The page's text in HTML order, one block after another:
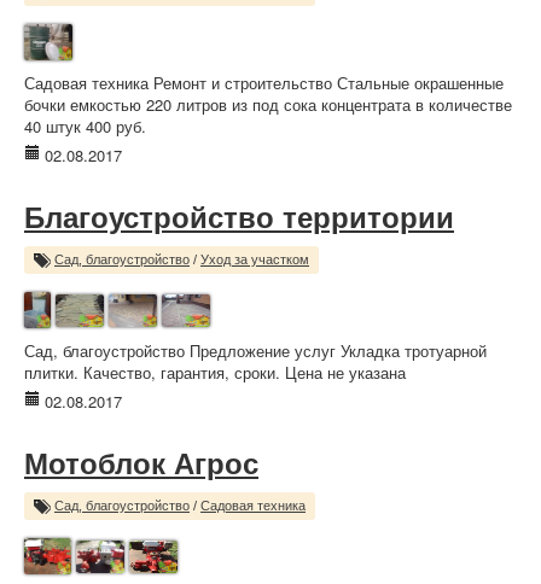
Садовая техника Ремонт и строительство Стальные окрашенные
бочки емкостью 220 литров из под сока концентрата в количестве
40 штук 400 руб.
02.08.2017
Благоустройство территории
Сад, благоустройство / Уход за участком
Сад, благоустройство Предложение услуг Укладка тротуарной
плитки. Качество, гарантия, сроки. Цена не указана
02.08.2017
Мотоблок Агрос
Сад, благоустройство / Садовая техника